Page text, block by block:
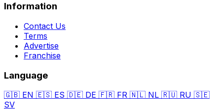
Information
Contact Us
Terms
Advertise
Franchise
Language
🇬🇧 EN 🇪🇸 ES 🇩🇪 DE 🇫🇷 FR 🇳🇱 NL 🇷🇺 RU 🇸🇪
SV